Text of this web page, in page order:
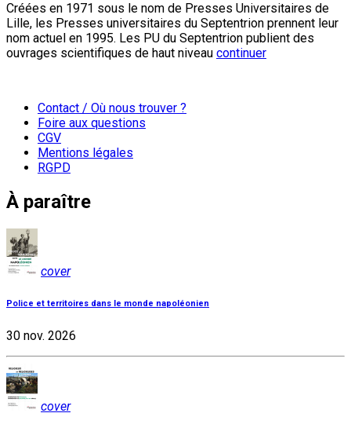
Créées en 1971 sous le nom de Presses Universitaires de
Lille, les Presses universitaires du Septentrion prennent leur
nom actuel en 1995. Les PU du Septentrion publient des
ouvrages scientifiques de haut niveau continuer
Contact / Où nous trouver ?
Foire aux questions
CGV
Mentions légales
RGPD
À paraître
cover
Police et territoires dans le monde napoléonien
30 nov. 2026
cover